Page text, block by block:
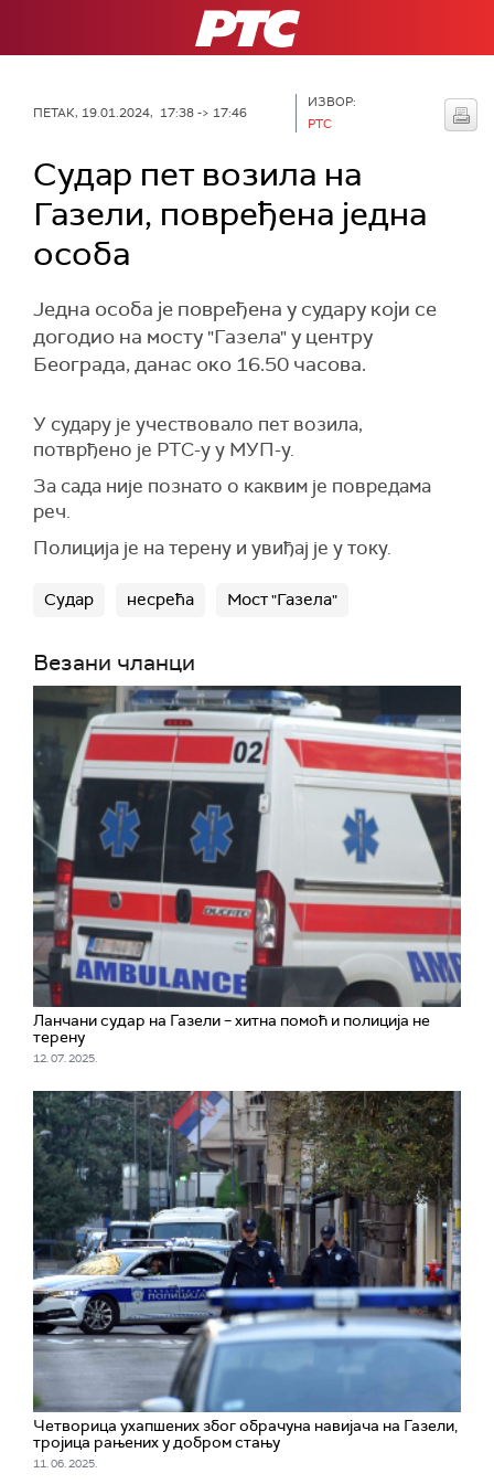
РТС
ПЕТАК, 19.01.2024, 17:38 -> 17:46
ИЗВОР:
РТС
Судар пет возила на
Газели, повређена једна
особа
Једна особа је повређена у судару који се
догодио на мосту "Газела" у центру
Београда, данас око 16.50 часова.
У судару је учествовало пет возила,
потврђено је РТС-у у МУП-у.
За сада није познато о каквим је повредама
реч.
Полиција је на терену и увиђај је у току.
Судар несрећа Мост "Газела"
Везани чланци
Ланчани судар на Газели – хитна помоћ и полиција не
терену
12. 07. 2025.
Четворица ухапшених због обрачуна навијача на Газели,
тројица рањених у добром стању
11. 06. 2025.